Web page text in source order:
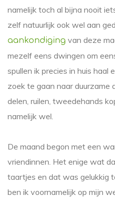
namelijk toch al bijna nooit
zelf natuurlijk ook wel aan
aankondiging van deze
mezelf eens dwingen om
spullen ik precies in huis haal
zoek te gaan naar duurzame
delen, ruilen, tweedehands
namelijk wel.
De maand begon met een
vriendinnen. Het enige wat
taartjes en dat was gelukkig
ben ik voornamelijk op mijn